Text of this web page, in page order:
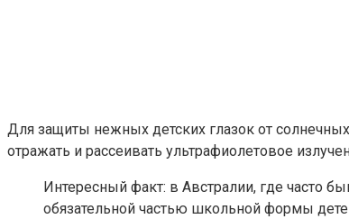
Для защиты нежных детских глазок от
отражать и рассеивать ультрафиолетовое
Интересный факт: в Австралии, где часто
обязательной частью школьной формы